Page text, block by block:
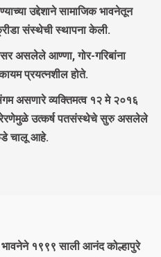
उद्देशाने सामाजिक भावनेतून
संस्थेची स्थापना केली.
असलेले आण्णा, गोर-गरिबांना
प्रयत्नशील होते.
असणारे व्यक्तिमत्व १२ मे २०१६
प्रेरणेमुळे उत्कर्ष पतसंस्थेचे सुरु असलेले
चालू आहे.
१९९९ साली आनंद कोल्हापुरे